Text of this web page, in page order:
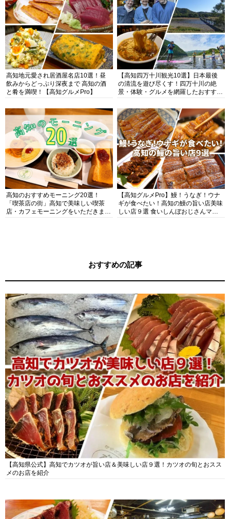
高知地元愛され居酒屋名店10選！昼
飲みからどっぷり深夜まで 高知の酒
と肴を満喫！【高知グルメPro】
【高知四万十川観光10選】日本最後
の清流を遊び尽くす！四万十川の絶
景・体験・グルメを網羅したおすすめ
高知のおすすめモーニング20選！
「喫茶店の街」高知で美味しい喫茶
店・カフェモーニングをいただきま
【高知グルメPro】鰻！うなぎ！ウナ
ギが食べたい！高知の鰻の旨い店美味
しい店９選 食いしんぼおじさんマッ
おすすめの記事
【高知県公式】高知でカツオが旨い店＆美味しい店９選！カツオの旬とおスス
メのお店を紹介